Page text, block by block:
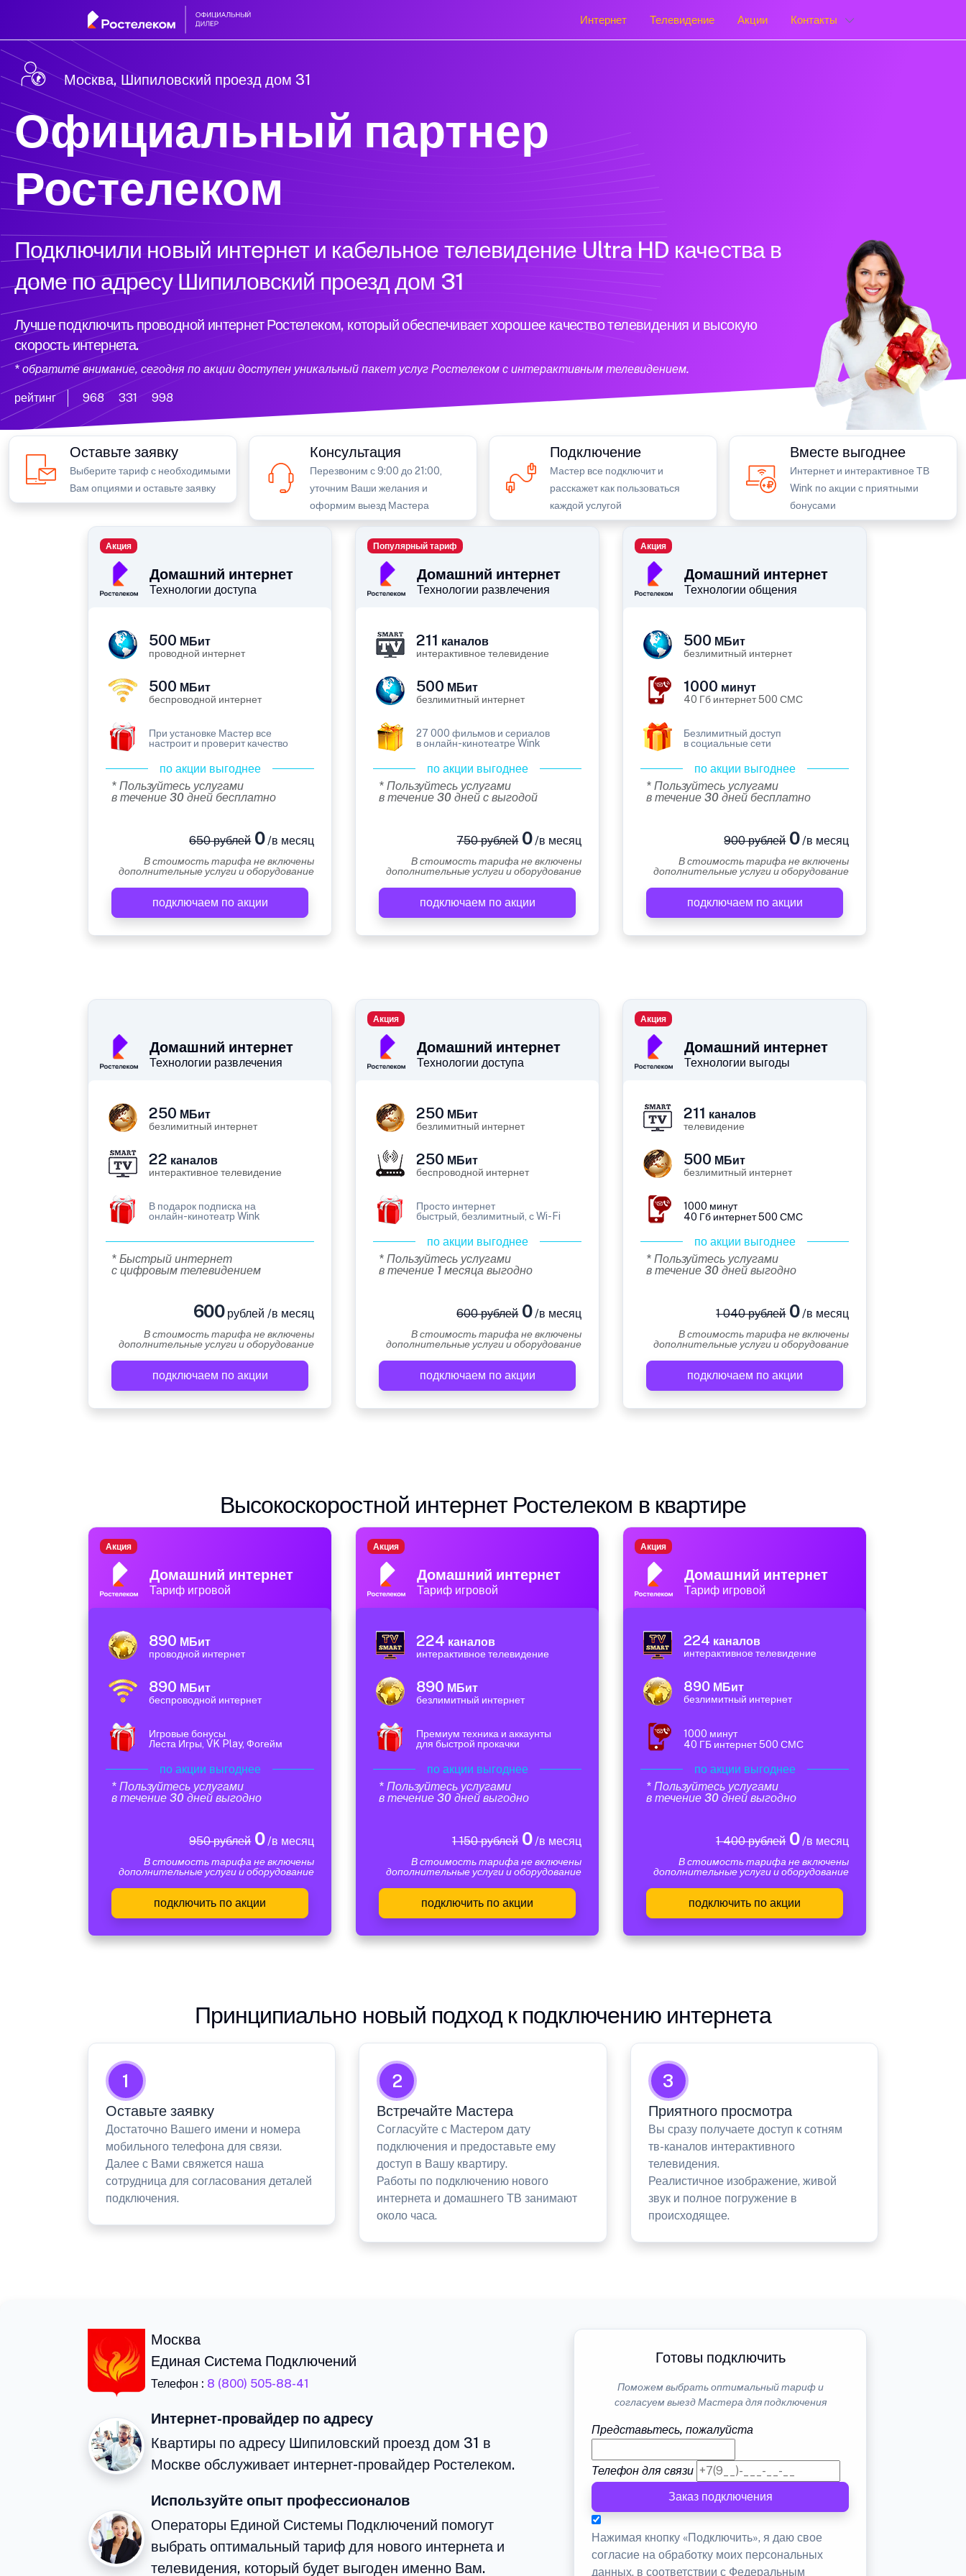
Интернет Телевидение Акции Контакты
Москва, Шипиловский проезд дом 31
Официальный партнер
Ростелеком
Подключили новый интернет и кабельное телевидение Ultra HD качества в
доме по адресу Шипиловский проезд дом 31
Лучше подключить проводной интернет Ростелеком, который обеспечивает хорошее качество телевидения и высокую
скорость интернета.
* обратите внимание, сегодня по акции доступен уникальный пакет услуг Ростелеком с интерактивным телевидением.
рейтинг 968 331 998
Оставьте заявку
Выберите тариф с необходимыми
Вам опциями и оставьте заявку
Консультация
Перезвоним с 9:00 до 21:00,
уточним Ваши желания и
оформим выезд Мастера
Подключение
Мастер все подключит и
расскажет как пользоваться
каждой услугой
Вместе выгоднее
Интернет и интерактивное ТВ
Wink по акции с приятными
бонусами
Домашний интернет
Технологии доступа
Акция
500 МБит
проводной интернет
500 МБит
беспроводной интернет
При установке Мастер все
настроит и проверит качество
по акции выгоднее
* Пользуйтесь услугами
в течение 30 дней бесплатно
650 рублей0/в месяц
В стоимость тарифа не включены
дополнительные услуги и оборудование
подключаем по акции
Домашний интернет
Технологии развлечения
Популярный тариф
211 каналов
интерактивное телевидение
500 МБит
безлимитный интернет
27 000 фильмов и сериалов
в онлайн-кинотеатре Wink
по акции выгоднее
* Пользуйтесь услугами
в течение 30 дней с выгодой
750 рублей0/в месяц
В стоимость тарифа не включены
дополнительные услуги и оборудование
подключаем по акции
Домашний интернет
Технологии общения
Акция
500 МБит
безлимитный интернет
1000 минут
40 Гб интернет 500 СМС
Безлимитный доступ
в социальные сети
по акции выгоднее
* Пользуйтесь услугами
в течение 30 дней бесплатно
900 рублей0/в месяц
В стоимость тарифа не включены
дополнительные услуги и оборудование
подключаем по акции
Домашний интернет
Технологии развлечения
250 МБит
безлимитный интернет
22 каналов
интерактивное телевидение
В подарок подписка на
онлайн-кинотеатр Wink
* Быстрый интернет
с цифровым телевидением
600рублей /в месяц
В стоимость тарифа не включены
дополнительные услуги и оборудование
подключаем по акции
Домашний интернет
Технологии доступа
Акция
250 МБит
безлимитный интернет
250 МБит
беспроводной интернет
Просто интернет
быстрый, безлимитный, с Wi-Fi
по акции выгоднее
* Пользуйтесь услугами
в течение 1 месяца выгодно
600 рублей0/в месяц
В стоимость тарифа не включены
дополнительные услуги и оборудование
подключаем по акции
Домашний интернет
Технологии выгоды
Акция
211 каналов
телевидение
500 МБит
безлимитный интернет
1000 минут
40 Гб интернет 500 СМС
по акции выгоднее
* Пользуйтесь услугами
в течение 30 дней выгодно
1 040 рублей0/в месяц
В стоимость тарифа не включены
дополнительные услуги и оборудование
подключаем по акции
Высокоскоростной интернет Ростелеком в квартире
Домашний интернет
Тариф игровой
Акция
890 МБит
проводной интернет
890 МБит
беспроводной интернет
Игровые бонусы
Леста Игры, VK Play, Фогейм
по акции выгоднее
* Пользуйтесь услугами
в течение 30 дней выгодно
950 рублей0/в месяц
В стоимость тарифа не включены
дополнительные услуги и оборудование
подключить по акции
Домашний интернет
Тариф игровой
Акция
224 каналов
интерактивное телевидение
890 МБит
безлимитный интернет
Премиум техника и аккаунты
для быстрой прокачки
по акции выгоднее
* Пользуйтесь услугами
в течение 30 дней выгодно
1 150 рублей0/в месяц
В стоимость тарифа не включены
дополнительные услуги и оборудование
подключить по акции
Домашний интернет
Тариф игровой
Акция
224 каналов
интерактивное телевидение
890 МБит
безлимитный интернет
1000 минут
40 ГБ интернет 500 СМС
по акции выгоднее
* Пользуйтесь услугами
в течение 30 дней выгодно
1 400 рублей0/в месяц
В стоимость тарифа не включены
дополнительные услуги и оборудование
подключить по акции
Принципиально новый подход к подключению интернета
1
Оставьте заявку
Достаточно Вашего имени и номера
мобильного телефона для связи.
Далее с Вами свяжется наша
сотрудница для согласования деталей
подключения.
2
Встречайте Мастера
Согласуйте с Мастером дату
подключения и предоставьте ему
доступ в Вашу квартиру.
Работы по подключению нового
интернета и домашнего ТВ занимают
около часа.
3
Приятного просмотра
Вы сразу получаете доступ к сотням
тв-каналов интерактивного
телевидения.
Реалистичное изображение, живой
звук и полное погружение в
происходящее.
Москва
Единая Система Подключений
Телефон : 8 (800) 505-88-41
Интернет-провайдер по адресу
Квартиры по адресу Шипиловский проезд дом 31 в
Москве обслуживает интернет-провайдер Ростелеком.
Используйте опыт профессионалов
Операторы Единой Системы Подключений помогут
выбрать оптимальный тариф для нового интернета и
телевидения, который будет выгоден именно Вам.
Готовы подключить
Поможем выбрать оптимальный тариф и
согласуем выезд Мастера для подключения
Представьтесь, пожалуйста
Телефон для связи
Заказ подключения
Нажимая кнопку «Подключить», я даю свое
согласие на обработку моих персональных
данных, в соответствии с Федеральным